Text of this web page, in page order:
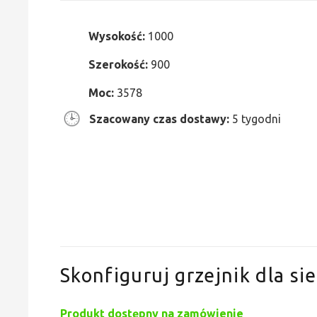
Wysokość: 1000
Szerokość: 900
Moc: 3578
Szacowany czas dostawy: 5 tygodni
Skonfiguruj grzejnik dla
Produkt dostępny na zamówienie